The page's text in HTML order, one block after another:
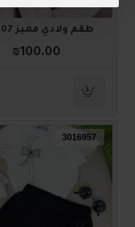
طقم ولادي مميز 3017007
₪100.00
3016957